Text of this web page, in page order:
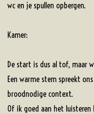
wc en je spullen opbergen.
Kamer:
De start is dus al tof, maar
Een warme stem spreekt
broodnodige context.
Of ik goed aan het